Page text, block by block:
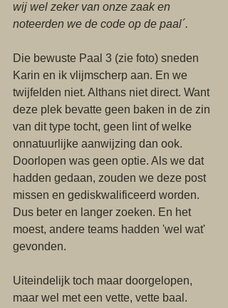
wij wel zeker van onze zaak en
noteerden we de code op de paal´.
Die bewuste Paal 3 (zie foto) sneden
Karin en ik vlijmscherp aan. En we
twijfelden niet. Althans niet direct. Want
deze plek bevatte geen baken in de zin
van dit type tocht, geen lint of welke
onnatuurlijke aanwijzing dan ook.
Doorlopen was geen optie. Als we dat
hadden gedaan, zouden we deze post
missen en gediskwalificeerd worden.
Dus beter en langer zoeken. En het
moest, andere teams hadden 'wel wat'
gevonden.
Uiteindelijk toch maar doorgelopen,
maar wel met een vette, vette baal.